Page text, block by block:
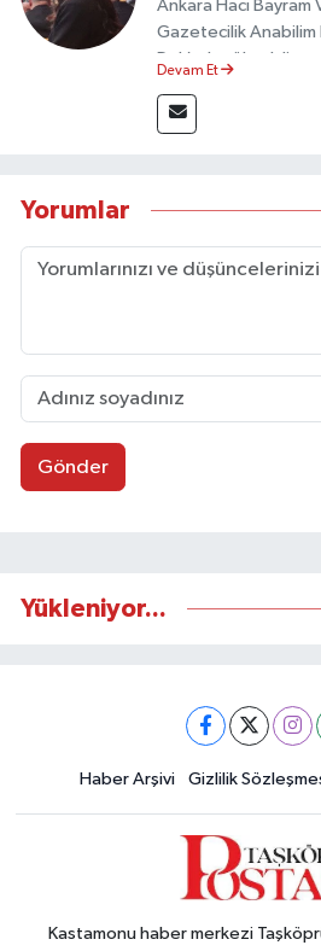
Ankara Hacı Bayram
Gazetecilik Anabilim
Dalı’nda yüksek
akademik
Taşköprü Postası
Devam Et
Yorumlar
Gönder
Yükleniyor...
Haber Arşivi Gizlilik
Kastamonu haber merkezi